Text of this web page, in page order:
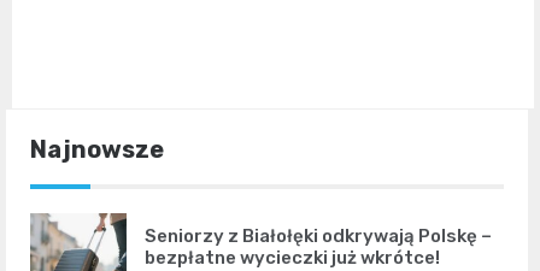
Najnowsze
Seniorzy z Białołęki odkrywają Polskę –
bezpłatne wycieczki już wkrótce!